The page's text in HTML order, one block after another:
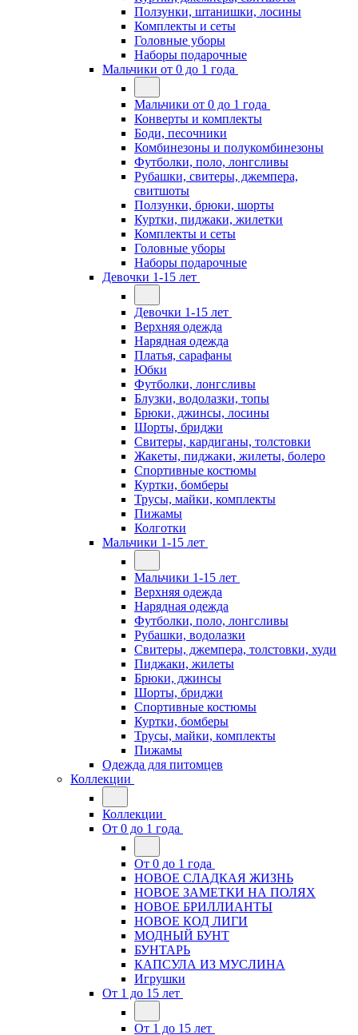
Ползунки, штанишки, лосины
Комплекты и сеты
Головные уборы
Наборы подарочные
Мальчики от 0 до 1 года
Мальчики от 0 до 1 года
Конверты и комплекты
Боди, песочники
Комбинезоны и полукомбинезоны
Футболки, поло, лонгсливы
Рубашки, свитеры, джемпера,
свитшоты
Ползунки, брюки, шорты
Куртки, пиджаки, жилетки
Комплекты и сеты
Головные уборы
Наборы подарочные
Девочки 1-15 лет
Девочки 1-15 лет
Верхняя одежда
Нарядная одежда
Платья, сарафаны
Юбки
Футболки, лонгсливы
Блузки, водолазки, топы
Брюки, джинсы, лосины
Шорты, бриджи
Свитеры, кардиганы, толстовки
Жакеты, пиджаки, жилеты, болеро
Спортивные костюмы
Куртки, бомберы
Трусы, майки, комплекты
Пижамы
Колготки
Мальчики 1-15 лет
Мальчики 1-15 лет
Верхняя одежда
Нарядная одежда
Футболки, поло, лонгсливы
Рубашки, водолазки
Свитеры, джемпера, толстовки, худи
Пиджаки, жилеты
Брюки, джинсы
Шорты, бриджи
Спортивные костюмы
Куртки, бомберы
Трусы, майки, комплекты
Пижамы
Одежда для питомцев
Коллекции
Коллекции
От 0 до 1 года
От 0 до 1 года
НОВОЕ СЛАДКАЯ ЖИЗНЬ
НОВОЕ ЗАМЕТКИ НА ПОЛЯХ
НОВОЕ БРИЛЛИАНТЫ
НОВОЕ КОД ЛИГИ
МОДНЫЙ БУНТ
БУНТАРЬ
КАПСУЛА ИЗ МУСЛИНА
Игрушки
От 1 до 15 лет
От 1 до 15 лет